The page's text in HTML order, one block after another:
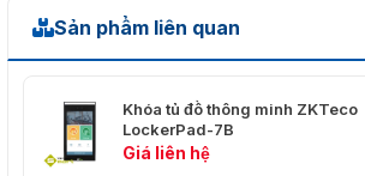
Sản phẩm liên quan
Khóa tủ đồ thông minh ZKTeco
LockerPad-7B
Giá liên hệ